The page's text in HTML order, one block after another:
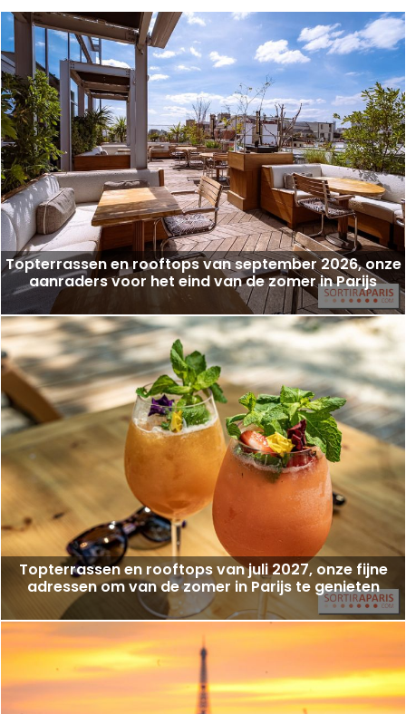
Topterrassen en rooftops van september 2026, onze
aanraders voor het eind van de zomer in Parijs
Topterrassen en rooftops van juli 2027, onze fijne
adressen om van de zomer in Parijs te genieten